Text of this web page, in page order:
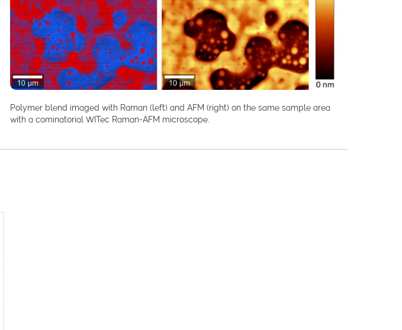
Polymer blend imaged with Raman (left) and AFM (right) on the same sample area
with a cominatorial WITec Raman-AFM microscope.